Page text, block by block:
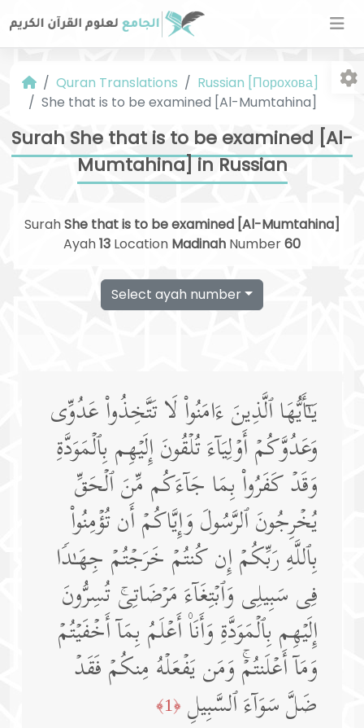
Quran Translations
Russian [Порохова]
She that is to be examined [Al-Mumtahina]
Surah She that is to be examined [Al-
Mumtahina] in Russian
SurahShe that is to be examined [Al-Mumtahina]
Ayah 13 Location Madinah Number60
Select ayah number
یَـٰۤأَیُّهَا ٱلَّذِینَ ءَامَنُوا۟ لَا تَتَّخِذُوا۟ عَدُوِّی
وَعَدُوَّكُمۡ أَوۡلِیَاۤءَ تُلۡقُونَ إِلَیۡهِم بِٱلۡمَوَدَّةِ
وَقَدۡ كَفَرُوا۟ بِمَا جَاۤءَكُم مِّنَ ٱلۡحَقِّ
یُخۡرِجُونَ ٱلرَّسُولَ وَإِیَّاكُمۡ أَن تُؤۡمِنُوا۟
بِٱللَّهِ رَبِّكُمۡ إِن كُنتُمۡ خَرَجۡتُمۡ جِهَـٰدࣰا
فِی سَبِیلِی وَٱبۡتِغَاۤءَ مَرۡضَاتِیۚ تُسِرُّونَ
إِلَیۡهِم بِٱلۡمَوَدَّةِ وَأَنَا۠ أَعۡلَمُ بِمَاۤ أَخۡفَیۡتُمۡ
وَمَاۤ أَعۡلَنتُمۡۚ وَمَن یَفۡعَلۡهُ مِنكُمۡ فَقَدۡ
ضَلَّ سَوَاۤءَ ٱلسَّبِیلِ ﴿1﴾